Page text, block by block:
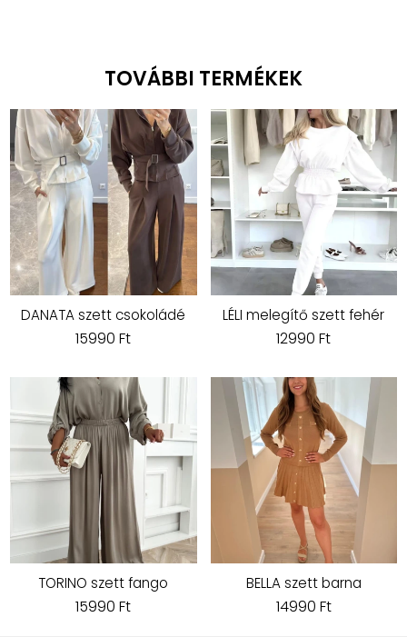
TOVÁBBI TERMÉKEK
DANATA szett csokoládé
15990 Ft
LÉLI melegítő szett fehér
12990 Ft
TORINO szett fango
15990 Ft
BELLA szett barna
14990 Ft